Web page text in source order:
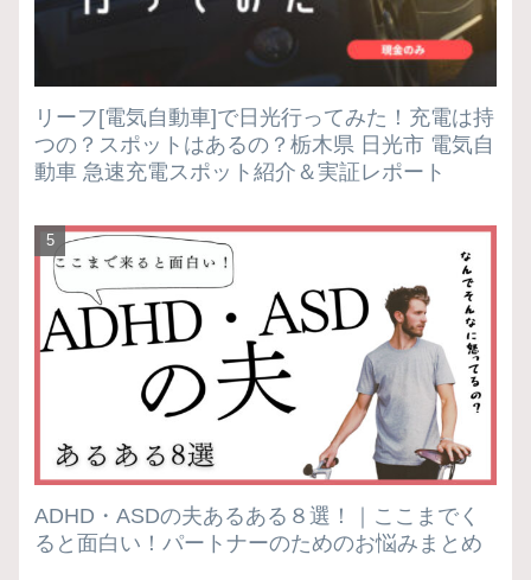
リーフ[電気自動車]で日光行ってみた！充電は持
つの？スポットはあるの？栃木県 日光市 電気自
動車 急速充電スポット紹介＆実証レポート
ADHD・ASDの夫あるある８選！｜ここまでく
ると面白い！パートナーのためのお悩みまとめ